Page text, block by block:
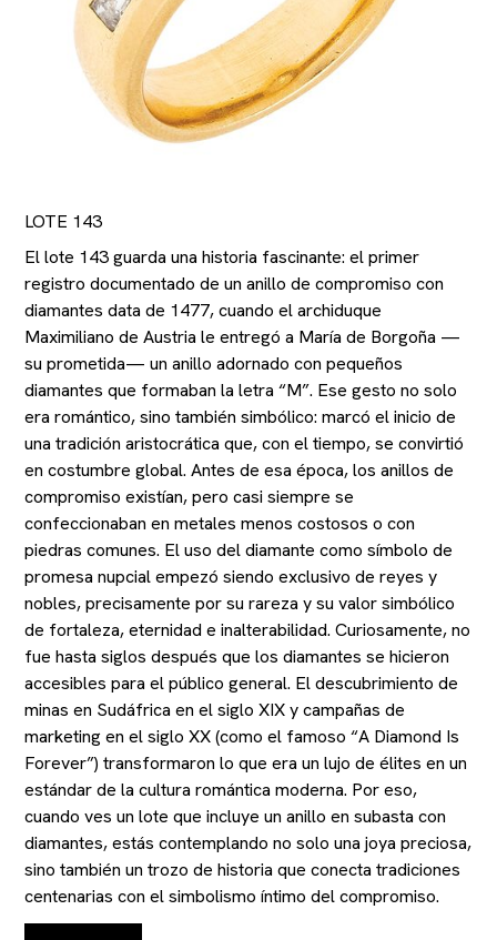
LOTE 143
El lote 143 guarda una historia fascinante: el primer
registro documentado de un anillo de compromiso con
diamantes data de 1477, cuando el archiduque
Maximiliano de Austria le entregó a María de Borgoña —
su prometida— un anillo adornado con pequeños
diamantes que formaban la letra “M”. Ese gesto no solo
era romántico, sino también simbólico: marcó el inicio de
una tradición aristocrática que, con el tiempo, se convirtió
en costumbre global. Antes de esa época, los anillos de
compromiso existían, pero casi siempre se
confeccionaban en metales menos costosos o con
piedras comunes. El uso del diamante como símbolo de
promesa nupcial empezó siendo exclusivo de reyes y
nobles, precisamente por su rareza y su valor simbólico
de fortaleza, eternidad e inalterabilidad. Curiosamente, no
fue hasta siglos después que los diamantes se hicieron
accesibles para el público general. El descubrimiento de
minas en Sudáfrica en el siglo XIX y campañas de
marketing en el siglo XX (como el famoso “A Diamond Is
Forever”) transformaron lo que era un lujo de élites en un
estándar de la cultura romántica moderna. Por eso,
cuando ves un lote que incluye un anillo en subasta con
diamantes, estás contemplando no solo una joya preciosa,
sino también un trozo de historia que conecta tradiciones
centenarias con el simbolismo íntimo del compromiso.